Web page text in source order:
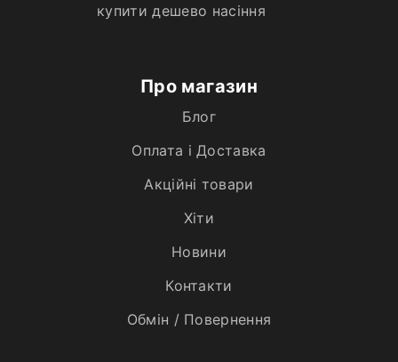
купити дешево насіння
Про магазин
Блог
Оплата і Доставка
Акційні товари
Хiти
Новини
Контакти
Обмін / Повернення